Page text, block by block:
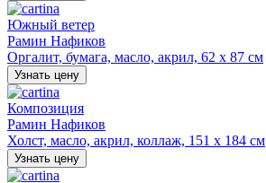
Южный ветер
Рамин Нафиков
Оргалит, бумага, масло, акрил, 62 х 87 см
Узнать цену
Композиция
Рамин Нафиков
Холст, масло, акрил, коллаж, 151 х 184 см
Узнать цену